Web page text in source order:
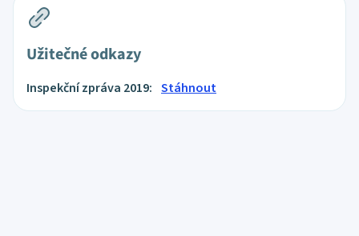
Užitečné odkazy
Inspekční zpráva 2019: Stáhnout